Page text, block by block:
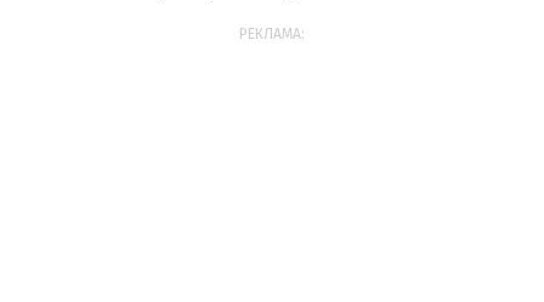
РЕКЛАМА: